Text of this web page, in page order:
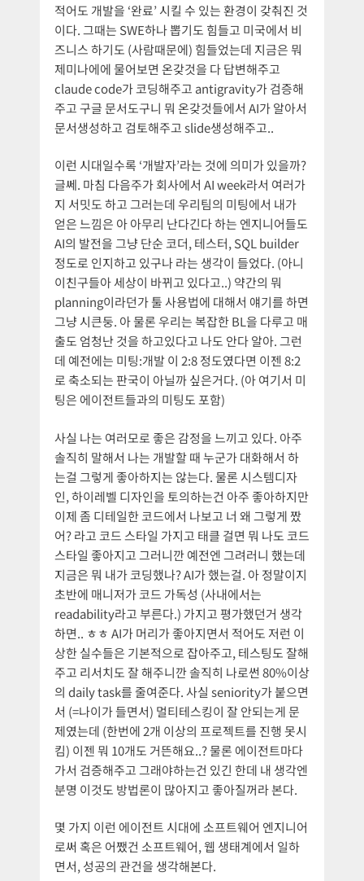
적어도 개발을 ‘완료’ 시킬 수 있는 환경이 갖춰진 것
이다. 그때는 SWE하나 뽑기도 힘들고 미국에서 비
즈니스 하기도 (사람때문에) 힘들었는데 지금은 뭐
제미나에에 물어보면 온갖것을 다 답변해주고
claude code가 코딩해주고 antigravity가 검증해
주고 구글 문서도구니 뭐 온갖것들에서 AI가 알아서
문서생성하고 검토해주고 slide생성해주고..
이런 시대일수록 ‘개발자’라는 것에 의미가 있을까?
글쎄. 마침 다음주가 회사에서 AI week라서 여러가
지 서밋도 하고 그러는데 우리팀의 미팅에서 내가
얻은 느낌은 아 아무리 난다긴다 하는 엔지니어들도
AI의 발전을 그냥 단순 코더, 테스터, SQL builder
정도로 인지하고 있구나 라는 생각이 들었다. (아니
이친구들아 세상이 바뀌고 있다고..) 약간의 뭐
planning이라던가 툴 사용법에 대해서 얘기를 하면
그냥 시큰둥. 아 물론 우리는 복잡한 BL을 다루고 매
출도 엄청난 것을 하고있다고 나도 안다 알아. 그런
데 예전에는 미팅:개발 이 2:8 정도였다면 이젠 8:2
로 축소되는 판국이 아닐까 싶은거다. (아 여기서 미
팅은 에이전트들과의 미팅도 포함)
사실 나는 여러모로 좋은 감정을 느끼고 있다. 아주
솔직히 말해서 나는 개발할 때 누군가 대화해서 하
는걸 그렇게 좋아하지는 않는다. 물론 시스템디자
인, 하이레벨 디자인을 토의하는건 아주 좋아하지만
이제 좀 디테일한 코드에서 나보고 너 왜 그렇게 짰
어? 라고 코드 스타일 가지고 태클 걸면 뭐 나도 코드
스타일 좋아지고 그러니깐 예전엔 그려러니 했는데
지금은 뭐 내가 코딩했나? AI가 했는걸. 아 정말이지
초반에 매니저가 코드 가독성 (사내에서는
readability라고 부른다.) 가지고 평가했던거 생각
하면.. ㅎㅎ AI가 머리가 좋아지면서 적어도 저런 이
상한 실수들은 기본적으로 잡아주고, 테스팅도 잘해
주고 리서치도 잘 해주니깐 솔직히 나로썬 80%이상
의 daily task를 줄여준다. 사실 seniority가 붙으면
서 (=나이가 들면서) 멀티테스킹이 잘 안되는게 문
제였는데 (한번에 2개 이상의 프로젝트를 진행 못시
킴) 이젠 뭐 10개도 거뜬해요..? 물론 에이전트마다
가서 검증해주고 그래야하는건 있긴 한데 내 생각엔
분명 이것도 방법론이 많아지고 좋아질꺼라 본다.
몇 가지 이런 에이전트 시대에 소프트웨어 엔지니어
로써 혹은 어쨌건 소프트웨어, 웹 생태계에서 일하
면서, 성공의 관건을 생각해본다.